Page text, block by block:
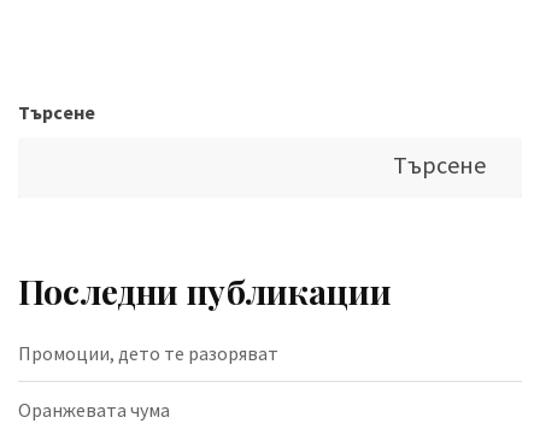
Търсене
Търсене
Последни публикации
Промоции, дето те разоряват
Оранжевата чума